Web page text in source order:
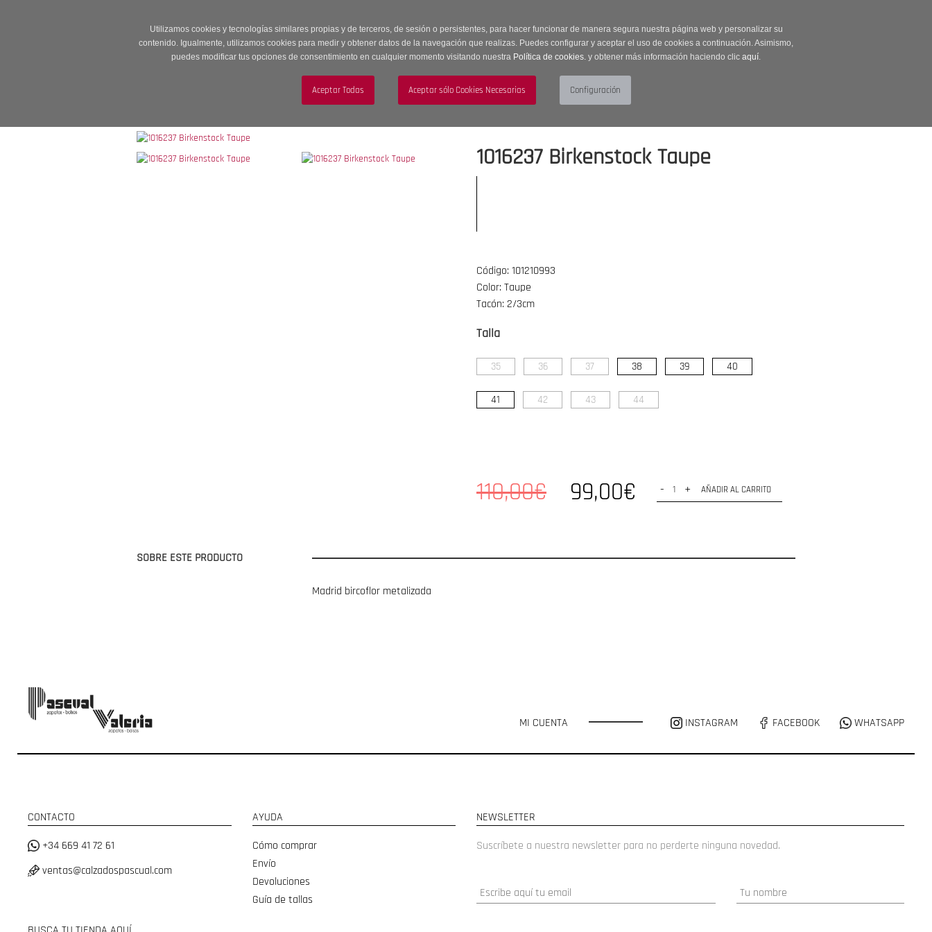
Utilizamos cookies y tecnologías similares propias y de terceros, de sesión o persistentes, para hacer funcionar de manera segura nuestra página web y personalizar su
contenido. Igualmente, utilizamos cookies para medir y obtener datos de la navegación que realizas. Puedes configurar y aceptar el uso de cookies a continuación. Asimismo,
puedes modificar tus opciones de consentimiento en cualquier momento visitando nuestra Política de cookies. y obtener más información haciendo clic aquí.
MUJER HOMBRE ACCESORIOS
1016237 Birkenstock Taupe
Código: 101210993
Color: Taupe
Tacón: 2/3cm
Talla
35 36 37 38 39 40
41 42 43 44
110,00€ 99,00€ - + AÑADIR AL CARRITO
SOBRE ESTE PRODUCTO
Madrid bircoflor metalizada
MI CUENTA INSTAGRAM FACEBOOK WHATSAPP
CONTACTO
+34 669 41 72 61
ventas@calzadospascual.com
AYUDA
Cómo comprar
Envío
Devoluciones
Guía de tallas
NEWSLETTER
Suscríbete a nuestra newsletter para no perderte ninguna novedad.